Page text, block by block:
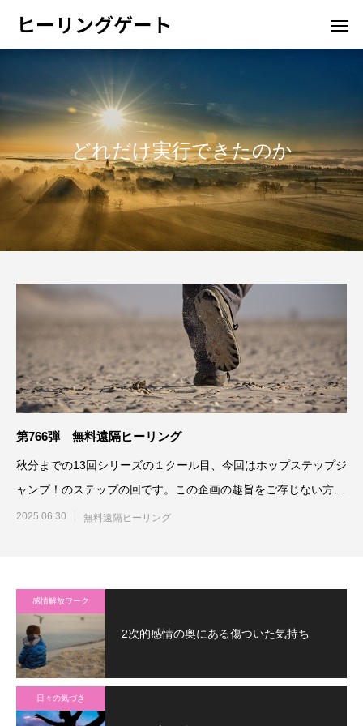
ヒーリングゲート
どれだけ実行できたのか
第766弾 無料遠隔ヒーリング
秋分までの13回シリーズの１クール目、今回はホップステップジ
ャンプ！のステップの回です。この企画の趣旨をご存じない方
は、こちらをご
2025.06.30 無料遠隔ヒーリング
感情解放ワーク
2次的感情の奥にある傷ついた気持ち
日々の気づき